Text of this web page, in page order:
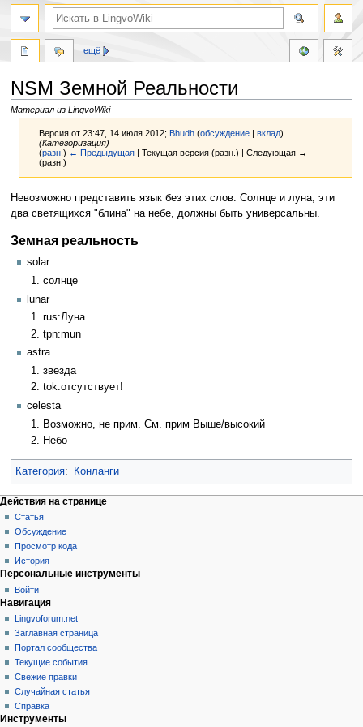
NSM Земной Реальности
Материал из LingvoWiki
Версия от 23:47, 14 июля 2012;Bhudh (обсуждение |вклад)
(Категоризация)
(разн.) ← Предыдущая | Текущая версия (разн.) | Следующая →
(разн.)
Перейти
к
Перейти
к
Невозможно представить язык без этих слов. Солнце и луна, эти
два светящихся "блина" на небе, должны быть универсальны.
Земная реальность
solar
солнце
lunar
rus:Луна
tpn:mun
astra
звезда
tok:отсутствует!
celesta
Возможно, не прим. См. прим Выше/высокий
Небо
Категория: Конланги
Действия на странице
Статья
Обсуждение
Просмотр кода
История
ещё
Персональные инструменты
Войти
Навигация
Lingvoforum.net
Заглавная страница
Портал сообщества
Текущие события
Свежие правки
Случайная статья
Справка
Инструменты